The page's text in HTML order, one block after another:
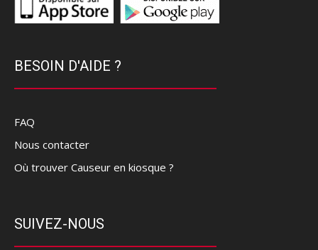
BESOIN D'AIDE ?
FAQ
Nous contacter
Où trouver Causeur en kiosque ?
SUIVEZ-NOUS